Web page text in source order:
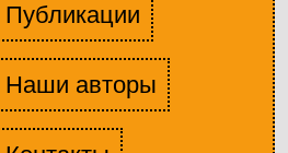
Публикации
Наши авторы